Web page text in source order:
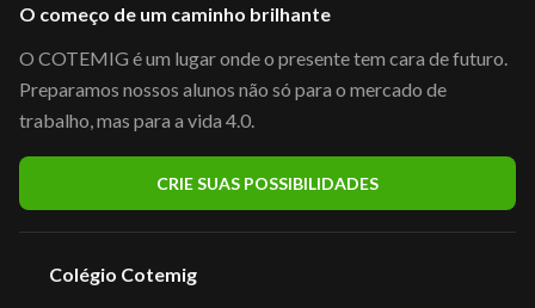
O começo de um caminho brilhante
O COTEMIG é um lugar onde o presente tem cara de futuro.
Preparamos nossos alunos não só para o mercado de
trabalho, mas para a vida 4.0.
CRIE SUAS POSSIBILIDADES
Colégio Cotemig